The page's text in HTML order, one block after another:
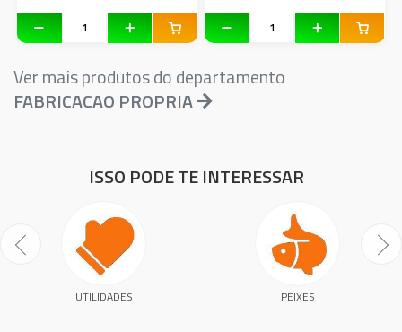
Ver mais produtos do departamento
FABRICACAO PROPRIA
ISSO PODE TE INTERESSAR
UTILIDADES PEIXES